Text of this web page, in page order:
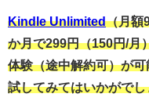
Kindle Unlimited（月額
か月で299円（150円/月
体験（途中解約可）が
試してみてはいかがでし